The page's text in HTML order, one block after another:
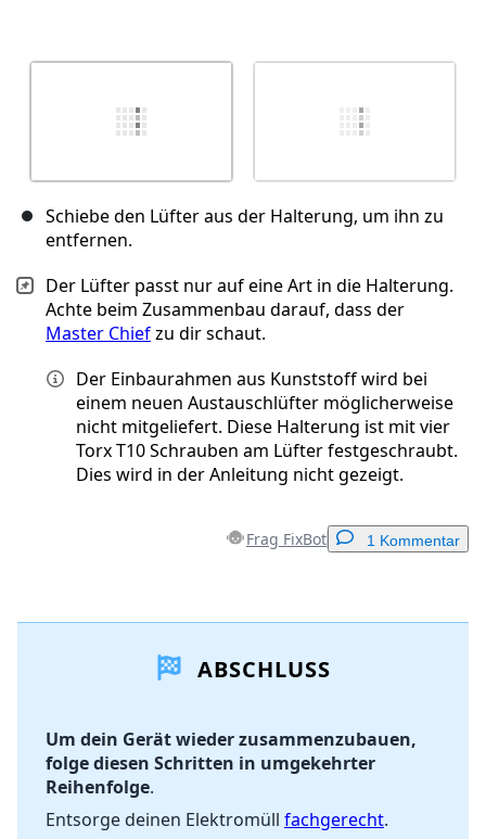
Schiebe den Lüfter aus der Halterung, um ihn zu
entfernen.
Der Lüfter passt nur auf eine Art in die Halterung.
Achte beim Zusammenbau darauf, dass der
Master Chiefzu dir schaut.
Der Einbaurahmen aus Kunststoff wird bei
einem neuen Austauschlüfter möglicherweise
nicht mitgeliefert. Diese Halterung ist mit vier
Torx T10 Schrauben am Lüfter festgeschraubt.
Dies wird in der Anleitung nicht gezeigt.
Frag FixBot 1 Kommentar
Kommentar hinzufügen
Abbrechen Kommentieren
ABSCHLUSS
Um dein Gerät wieder zusammenzubauen,
folge diesen Schritten in umgekehrter
Reihenfolge.
Entsorge deinen Elektromüll fachgerecht.